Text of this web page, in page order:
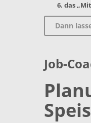
das
Dann
Job-